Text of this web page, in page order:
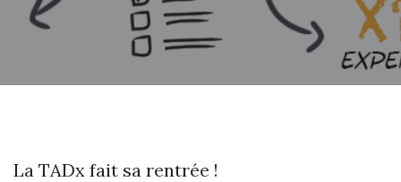
La TADx fait sa rentrée !